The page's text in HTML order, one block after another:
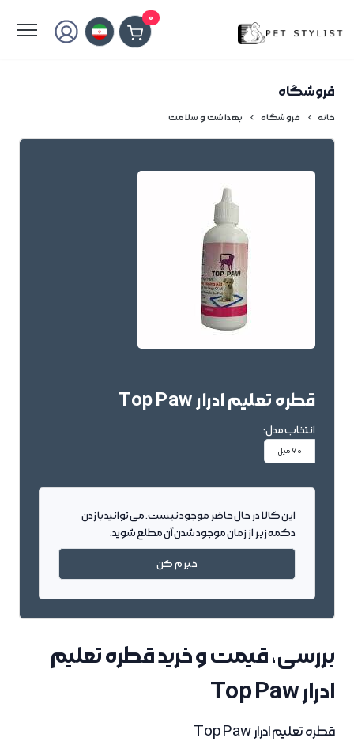
0
فروشگاه
خانه فروشگاه بهداشت و سلامت
قطره تعلیم ادرار Top Paw
انتخاب مدل:
60 میل
این کالا در حال حاضر موجود نیست. می توانید با زدن
دکمه زیر از زمان موجود شدن آن مطلع شوید.
خبرم کن
بررسی، قیمت و خرید قطره تعلیم
ادرار Top Paw
قطره تعلیم ادرار Top Paw